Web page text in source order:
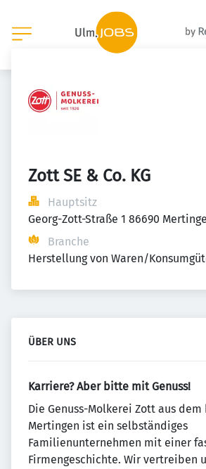
Zott SE & Co. KG
Hauptsitz
Georg-Zott-Straße 1 86690
Branche
Herstellung von Waren/
ÜBER UNS
Karriere? Aber bitte mit Genuss!
Die Genuss-Molkerei Zott aus
Mertingen ist ein selbständiges
Familienunternehmen mit einer
Firmengeschichte. Wir vertreiben